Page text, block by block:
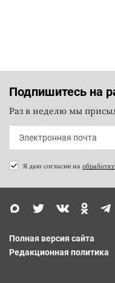
Подпишитесь на
Раз в неделю мы
Я даю согласие на
Полная версия сайта
Редакционная политика